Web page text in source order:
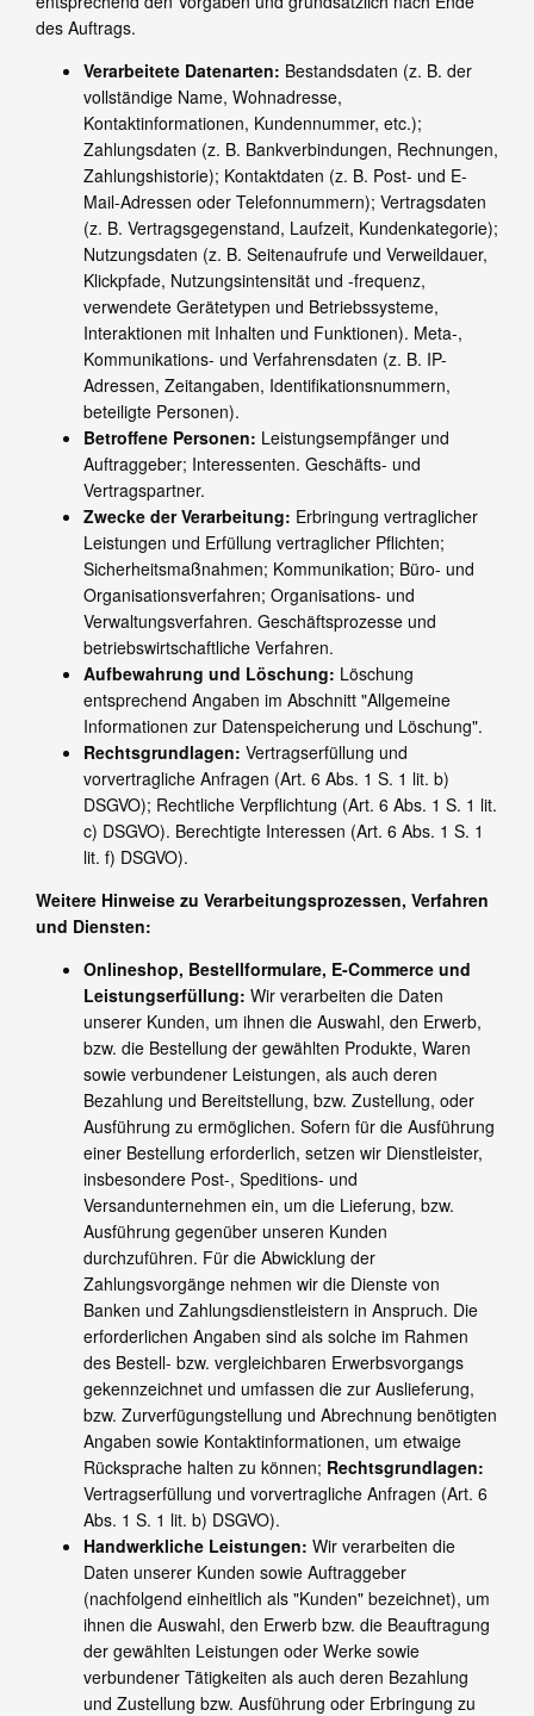
des Auftrags.
Verarbeitete Datenarten: Bestandsdaten (z. B. der
vollständige Name, Wohnadresse,
Kontaktinformationen, Kundennummer, etc.);
Zahlungsdaten (z. B. Bankverbindungen, Rechnungen,
Zahlungshistorie); Kontaktdaten (z. B. Post- und E-
Mail-Adressen oder Telefonnummern); Vertragsdaten
(z. B. Vertragsgegenstand, Laufzeit, Kundenkategorie);
Nutzungsdaten (z. B. Seitenaufrufe und Verweildauer,
Klickpfade, Nutzungsintensität und -frequenz,
verwendete Gerätetypen und Betriebssysteme,
Interaktionen mit Inhalten und Funktionen). Meta-,
Kommunikations- und Verfahrensdaten (z. B. IP-
Adressen, Zeitangaben, Identifikationsnummern,
beteiligte Personen).
Betroffene Personen: Leistungsempfänger und
Auftraggeber; Interessenten. Geschäfts- und
Vertragspartner.
Zwecke der Verarbeitung: Erbringung vertraglicher
Leistungen und Erfüllung vertraglicher Pflichten;
Sicherheitsmaßnahmen; Kommunikation; Büro- und
Organisationsverfahren; Organisations- und
Verwaltungsverfahren. Geschäftsprozesse und
betriebswirtschaftliche Verfahren.
Aufbewahrung und Löschung: Löschung
entsprechend Angaben im Abschnitt "Allgemeine
Informationen zur Datenspeicherung und Löschung".
Rechtsgrundlagen: Vertragserfüllung und
vorvertragliche Anfragen (Art. 6 Abs. 1 S. 1 lit. b)
DSGVO); Rechtliche Verpflichtung (Art. 6 Abs. 1 S. 1 lit.
c) DSGVO). Berechtigte Interessen (Art. 6 Abs. 1 S. 1
lit. f) DSGVO).
Weitere Hinweise zu Verarbeitungsprozessen, Verfahren
und Diensten:
Onlineshop, Bestellformulare, E-Commerce und
Leistungserfüllung: Wir verarbeiten die Daten
unserer Kunden, um ihnen die Auswahl, den Erwerb,
bzw. die Bestellung der gewählten Produkte, Waren
sowie verbundener Leistungen, als auch deren
Bezahlung und Bereitstellung, bzw. Zustellung, oder
Ausführung zu ermöglichen. Sofern für die Ausführung
einer Bestellung erforderlich, setzen wir Dienstleister,
insbesondere Post-, Speditions- und
Versandunternehmen ein, um die Lieferung, bzw.
Ausführung gegenüber unseren Kunden
durchzuführen. Für die Abwicklung der
Zahlungsvorgänge nehmen wir die Dienste von
Banken und Zahlungsdienstleistern in Anspruch. Die
erforderlichen Angaben sind als solche im Rahmen
des Bestell- bzw. vergleichbaren Erwerbsvorgangs
gekennzeichnet und umfassen die zur Auslieferung,
bzw. Zurverfügungstellung und Abrechnung benötigten
Angaben sowie Kontaktinformationen, um etwaige
Rücksprache halten zu können; Rechtsgrundlagen:
Vertragserfüllung und vorvertragliche Anfragen (Art. 6
Abs. 1 S. 1 lit. b) DSGVO).
Handwerkliche Leistungen: Wir verarbeiten die
Daten unserer Kunden sowie Auftraggeber
(nachfolgend einheitlich als "Kunden" bezeichnet), um
ihnen die Auswahl, den Erwerb bzw. die Beauftragung
der gewählten Leistungen oder Werke sowie
verbundener Tätigkeiten als auch deren Bezahlung
und Zustellung bzw. Ausführung oder Erbringung zu